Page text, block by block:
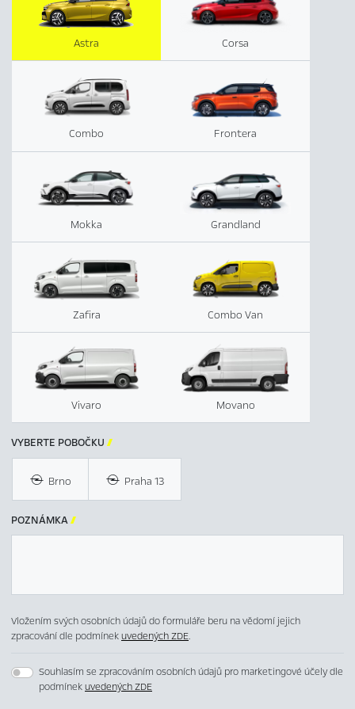
Corsa
Combo Frontera
Astra
Mokka Grandland
Zafira Combo Van
Vivaro Movano
VYBERTE POBOČKU 
Brno Praha 13
POZNÁMKA
Vložením svých osobních údajů do formuláře beru na vědomí jejich
zpracování dle podmínekuvedených ZDE.
Souhlasím se zpracováním osobních údajů pro marketingové účely dle
podmínekuvedených ZDE